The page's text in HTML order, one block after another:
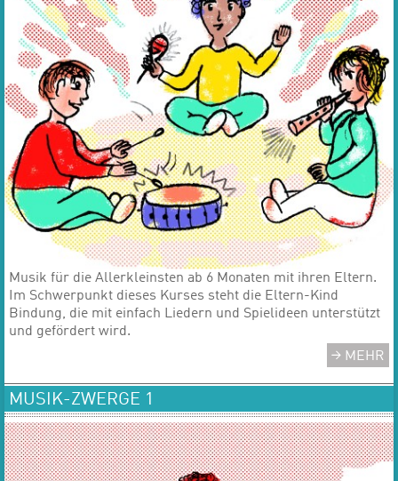
Musik für die Allerkleinsten ab 6 Monaten mit ihren Eltern.
​​​​​​​Im Schwerpunkt dieses Kurses steht die Eltern-Kind
Bindung, die mit einfach Liedern und Spielideen unterstützt
und gefördert wird.
MEHR
MUSIK-ZWERGE 1